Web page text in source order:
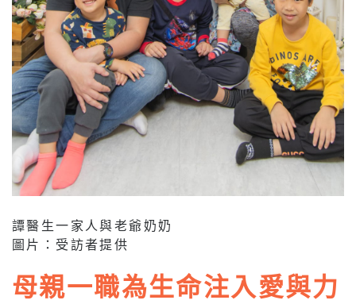
譚醫生一家人與老爺奶奶
圖片：受訪者提供
母親一職為生命注入愛與力